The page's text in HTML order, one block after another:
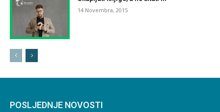
14 Novembra, 2015
POSLJEDNJE NOVOSTI